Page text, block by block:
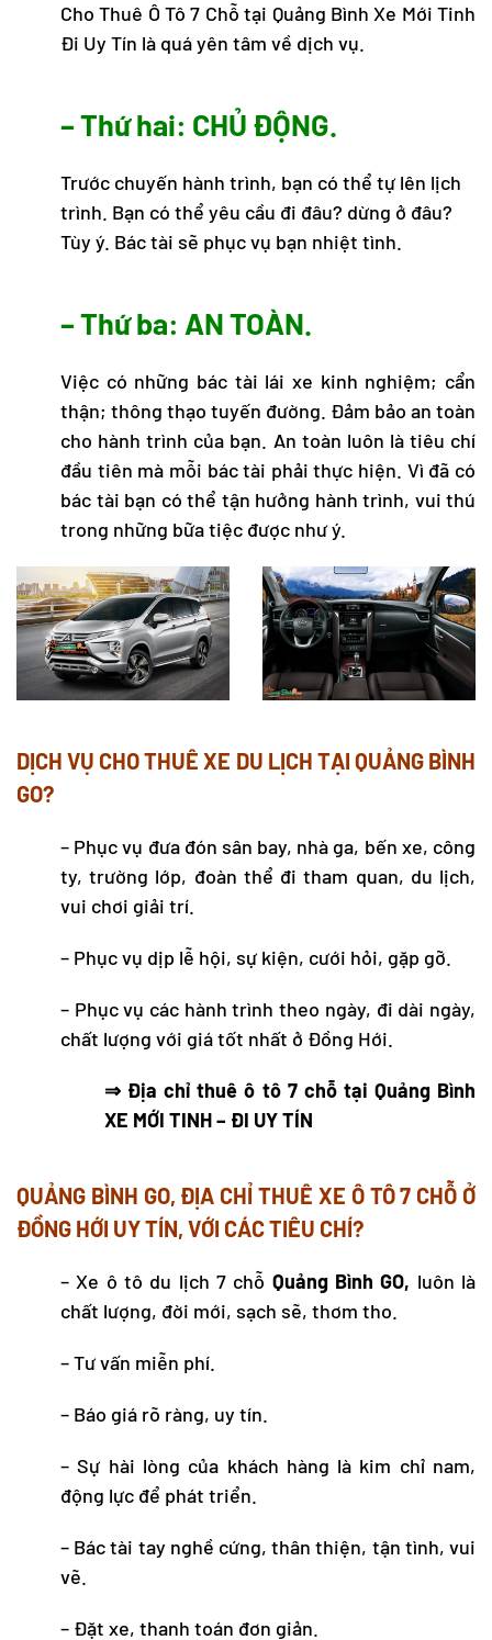
Cho Thuê Ô Tô 7 Chỗ tại Quảng Bình Xe Mới Tinh
Đi Uy Tín là quá yên tâm về dịch vụ.
– Thứ hai: CHỦ ĐỘNG.
Trước chuyến hành trình, bạn có thể tự lên lịch
trình. Bạn có thể yêu cầu đi đâu? dừng ở đâu?
Tùy ý. Bác tài sẽ phục vụ bạn nhiệt tình.
– Thứ ba: AN TOÀN.
Việc có những bác tài lái xe kinh nghiệm; cẩn
thận; thông thạo tuyến đường. Đảm bảo an toàn
cho hành trình của bạn. An toàn luôn là tiêu chí
đầu tiên mà mỗi bác tài phải thực hiện. Vì đã có
bác tài bạn có thể tận hưởng hành trình, vui thú
trong những bữa tiệc được như ý.
DỊCH VỤ CHOTHUÊ XE DU LỊCH TẠI QUẢNG BÌNH
GO?
– Phục vụ đưa đón sân bay, nhà ga, bến xe, công
ty, trường lớp, đoàn thể đi tham quan, du lịch,
vui chơi giải trí.
– Phục vụ dịp lễ hội, sự kiện, cưới hỏi, gặp gỡ.
– Phục vụ các hành trình theo ngày, đi dài ngày,
chất lượng với giá tốt nhất ở Đồng Hới.
⇒ Địa chỉthuê ô tô 7 chỗ tại Quảng Bình
XE MỚI TINH – ĐI UY TÍN
QUẢNG BÌNH GO, ĐỊA CHỈTHUÊ XE Ô TÔ 7 CHỖ Ở
ĐỒNG HỚI UY TÍN, VỚI CÁC TIÊU CHÍ?
– Xe ô tô du lịch 7 chỗ Quảng Bình GO, luôn là
chất lượng, đời mới, sạch sẽ, thơm tho.
– Tư vấn miễn phí.
– Báo giá rõ ràng, uy tín.
– Sự hài lòng của khách hàng là kim chỉ nam,
động lực để phát triển.
– Bác tài tay nghề cứng, thân thiện, tận tình, vui
vẽ.
– Đặt xe, thanh toán đơn giản.